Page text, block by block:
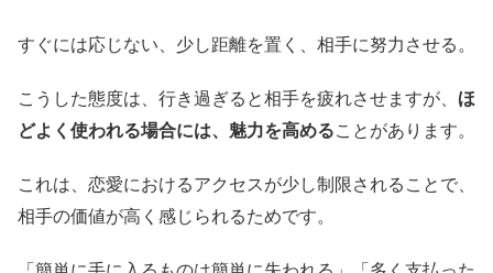
すぐには応じない、少し距離を置く、相手に努力させる。
こうした態度は、行き過ぎると相手を疲れさせますが、 ほ
どよく使われる場合には、魅力を高めることがあります。
これは、恋愛におけるアクセスが少し制限されることで、
相手の価値が高く感じられるためです。